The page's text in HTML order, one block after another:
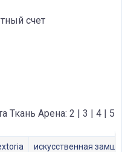
счет
Ткань Арена: 2 | 3 | 4 | 5
искусственная замша